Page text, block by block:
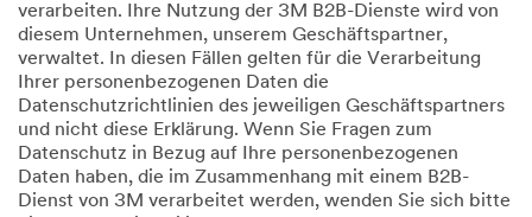
verarbeiten. Ihre Nutzung der 3M B2B-Dienste wird von
diesem Unternehmen, unserem Geschäftspartner,
verwaltet. In diesen Fällen gelten für die Verarbeitung
Ihrer personenbezogenen Daten die
Datenschutzrichtlinien des jeweiligen Geschäftspartners
und nicht diese Erklärung. Wenn Sie Fragen zum
Datenschutz in Bezug auf Ihre personenbezogenen
Daten haben, die im Zusammenhang mit einem B2B-
Dienst von 3M verarbeitet werden, wenden Sie sich bitte